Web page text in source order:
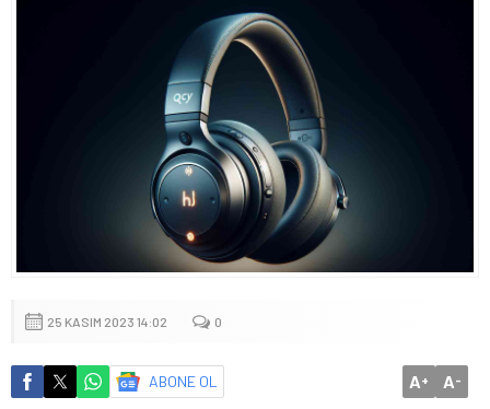
25 KASIM 2023 14:02 0
ABONE OL A+ A-